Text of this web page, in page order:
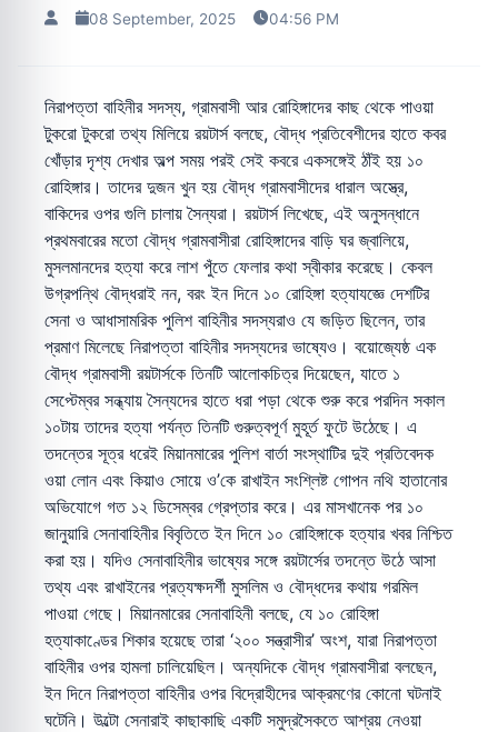
08 September, 2025 04:56 PM
নিরাপত্তা বাহিনীর সদস্য, গ্রামবাসী আর রোহিঙ্গাদের কাছ থেকে পাওয়া
টুকরো টুকরো তথ্য মিলিয়ে রয়টার্স বলছে, বৌদ্ধ প্রতিবেশীদের হাতে কবর
খোঁড়ার দৃশ্য দেখার অল্প সময় পরই সেই কবরে একসঙ্গেই ঠাঁই হয় ১০
রোহিঙ্গার। তাদের দুজন খুন হয় বৌদ্ধ গ্রামবাসীদের ধারাল অস্ত্রে,
বাকিদের ওপর ‍গুলি চালায় সৈন্যরা। রয়টার্স লিখেছে, এই অনুসন্ধানে
প্রথমবারের মতো বৌদ্ধ গ্রামবাসীরা রোহিঙ্গাদের বাড়ি ঘর জ্বালিয়ে,
মুসলমানদের হত্যা করে লাশ পুঁতে ফেলার কথা স্বীকার করেছে। কেবল
উগ্রপন্থি বৌদ্ধরাই নন, বরং ইন দিনে ১০ রোহিঙ্গা হত্যাযজ্ঞে দেশটির
সেনা ও আধাসামরিক পুলিশ বাহিনীর সদস্যরাও যে জড়িত ছিলেন, তার
প্রমাণ মিলেছে নিরাপত্তা বাহিনীর সদস্যদের ভাষ্যেও। বয়োজ্যেষ্ঠ এক
বৌদ্ধ গ্রামবাসী রয়টার্সকে তিনটি আলোকচিত্র দিয়েছেন, যাতে ১
সেপ্টেম্বর সন্ধ্যায় সৈন্যদের হাতে ধরা পড়া থেকে শুরু করে পরদিন সকাল
১০টায় তাদের হত্যা পর্যন্ত তিনটি গুরুত্বপূর্ণ ‍মুহূর্ত ফুটে উঠেছে। এ
তদন্তের সূত্র ধরেই মিয়ানমারের পুলিশ বার্তা সংস্থাটির দুই প্রতিবেদক
ওয়া লোন এবং কিয়াও সোয়ে ও’কে রাখাইন সংশ্লিষ্ট গোপন নথি হাতানোর
অভিযোগে গত ১২ ডিসেম্বর গ্রেপ্তার করে। এর মাসখানেক পর ১০
জানুয়ারি সেনাবাহিনীর বিবৃতিতে ইন দিনে ১০ রোহিঙ্গাকে হত্যার খবর নিশ্চিত
করা হয়। যদিও সেনাবাহিনীর ভাষ্যের সঙ্গে রয়টার্সের তদন্তে উঠে আসা
তথ্য এবং রাখাইনের প্রত্যক্ষদর্শী মুসলিম ও বৌদ্ধদের কথায় গরমিল
পাওয়া গেছে। মিয়ানমারের সেনাবাহিনী বলছে, যে ১০ রোহিঙ্গা
হত্যাকাণ্ডের শিকার হয়েছে তারা ‘২০০ সন্ত্রাসীর’ অংশ, যারা নিরাপত্তা
বাহিনীর ওপর হামলা চালিয়েছিল। অন্যদিকে বৌদ্ধ গ্রামবাসীরা বলছেন,
ইন দিনে নিরাপত্তা বাহিনীর ওপর বিদ্রোহীদের আক্রমণের কোনো ঘটনাই
ঘটেনি। উল্টো সেনারাই কাছাকাছি একটি সমুদ্রসৈকতে আশ্রয় নেওয়া